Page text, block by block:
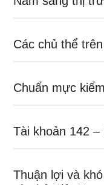
Các chủ thể
Chuẩn mực
Tài khoản 142
Thuận lợi và